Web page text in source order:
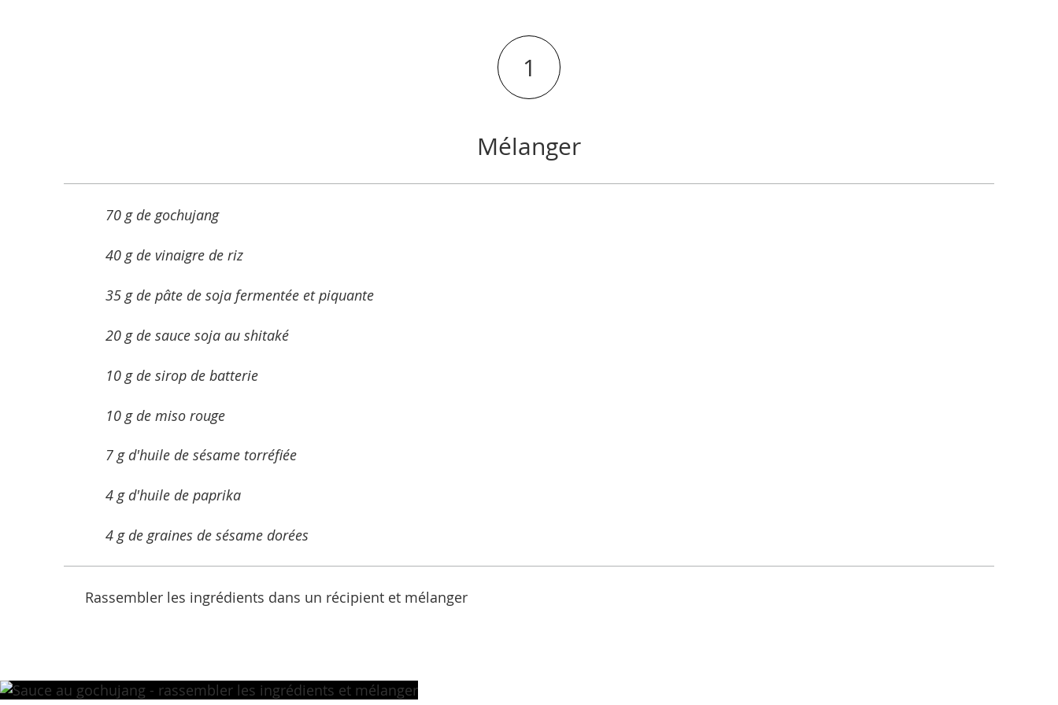
1
Mélanger
70 g de gochujang
40 g de vinaigre de riz
35 g de pâte de soja fermentée et piquante
20 g de sauce soja au shitaké
10 g de sirop de batterie
10 g de miso rouge
7 g d'huile de sésame torréfiée
4 g d'huile de paprika
4 g de graines de sésame dorées
Rassembler les ingrédients dans un récipient et mélanger